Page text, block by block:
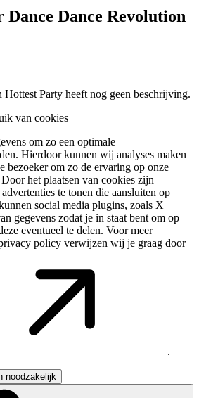
Dance Revolution
Party heeft nog geen beschrijving.
van cookies
om zo een optimale
Hierdoor kunnen wij analyses maken
bezoeker om zo de ervaring op onze
het plaatsen van cookies zijn
te tonen die aansluiten op
social media plugins, zoals X
gegevens zodat je in staat bent om op
eventueel te delen. Voor meer
policy verwijzen wij je graag door
.
noodzakelijk